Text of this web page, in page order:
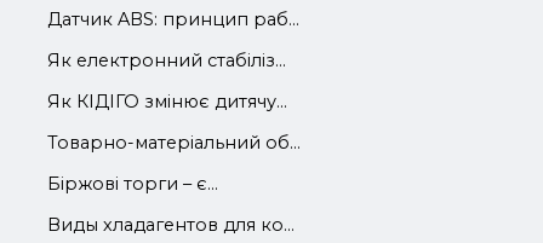
Датчик ABS: принцип раб...
Як електронний стабіліз...
Як КІДІГО змінює дитячу...
Товарно-матеріальний об...
Біржові торги – є...
Виды хладагентов для ко...